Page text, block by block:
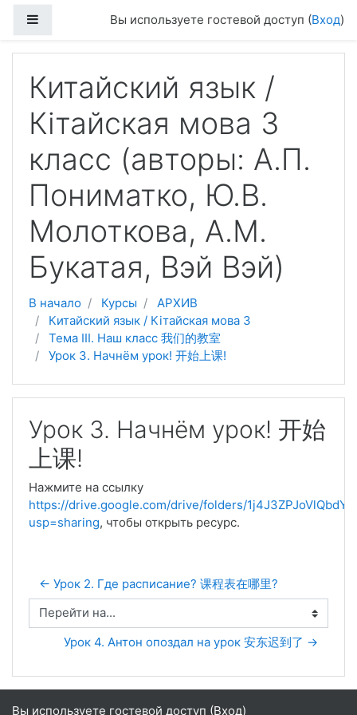
Боковая панельВы используете гостевой доступ (Вход)
Китайский язык /
Кітайская мова 3
класс (авторы: А.П.
Пониматко, Ю.В.
Молоткова, А.М.
Букатая, Вэй Вэй)
В начало Курсы
АРХИВ
Китайский язык / Кітайская мова 3
Тема III. Наш класс 我们的教室
Урок 3. Начнём урок! 开始上课!
Урок 3. Начнём урок! 开始
上课!
Нажмите на ссылку
https://drive.google.com/drive/folders/
usp=sharing, чтобы открыть ресурс.
← Урок 2. Где расписание? 课程表在哪里?
Перейти на...
Урок 4. Антон опоздал на урок 安东迟到了 →
Вы используете гостевой доступ (Вход)